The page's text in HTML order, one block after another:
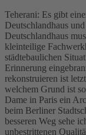
Teherani: Es gibt
Deutschlandhaus
Deutschlandhaus
kleinteilige
städtebaulichen
Erinnerung
rekonstruieren ist
welchem Grund ist
Dame in Paris ein
beim Berliner
besseren Weg sehe
unbestrittenen